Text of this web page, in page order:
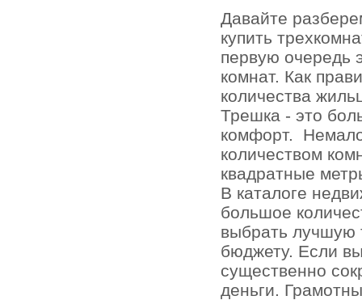
Давайте
купить
первую очередь
комнат. Как
количества
Трешка - это
комфорт.
количеством
квадратные
В каталоге
большое
выбрать лучшую
бюджету. Если
существенно
деньги.